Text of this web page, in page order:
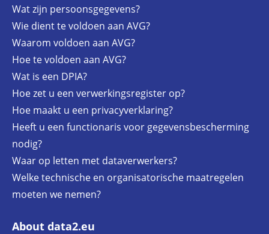
Wat zijn persoonsgegevens?
Wie dient te voldoen aan AVG?
Waarom voldoen aan AVG?
Hoe te voldoen aan AVG?
Wat is een DPIA?
Hoe zet u een verwerkingsregister op?
Hoe maakt u een privacyverklaring?
Heeft u een functionaris voor gegevensbescherming
nodig?
Waar op letten met dataverwerkers?
Welke technische en organisatorische maatregelen
moeten we nemen?
About data2.eu